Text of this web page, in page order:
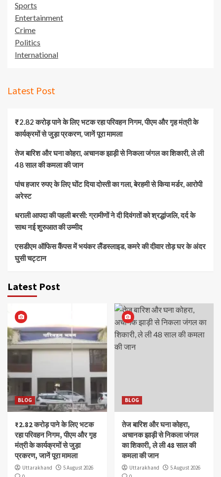
Sports
Entertainment
Crime
Politics
International
Latest Post
₹2.82 करोड़ पाने के लिए भटक रहा परिवहन निगम, पीएम और गृह मंत्री के
कार्यक्रमों से जुड़ा प्रकरण, जानें पूरा मामला
तेज बारिश और घना कोहरा, अचानक झाड़ी से निकला जंगल का शिकारी, ले ली
48 साल की कमला की जान
पांच हजार रुपए के लिए घोंट दिया दोस्ती का गला, बेरहमी से किया मर्डर, आरोपी
अरेस्ट
धराली आपदा की पहली बरसी: ग्रामीणों ने दी दिवंगतों को श्रद्धांजलि, दर्द के
साथ नई शुरुआत की उम्मीद
एसडीएम ऑफिस कैंपस में भयंकर लैंडस्लाइड, कमरे की दीवार तोड़ घर के अंदर
घुसी चट्टान
Latest Post
BLOG
₹2.82 करोड़ पाने के लिए भटक
रहा परिवहन निगम, पीएम और गृह
मंत्री के कार्यक्रमों से जुड़ा
प्रकरण, जानें पूरा मामला
Uttarakhand
5 August 2026
BLOG
तेज बारिश और घना कोहरा,
अचानक झाड़ी से निकला जंगल
का शिकारी, ले ली 48 साल की
कमला की जान
Uttarakhand
5 August 2026